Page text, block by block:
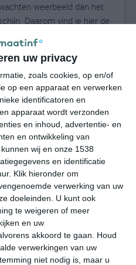
uw privacy
zoals cookies, op en/of
op een apparaat en verwerken
identificatoren en
apparaat wordt verzonden
en inhoud, advertentie- en
en ontwikkeling van
wij en onze 1538
en identificatie
Klik hieronder om
verwerking van uw
doeleinden. U kunt ook
te weigeren of meer
en uw
akkoord te gaan.
Houd
verwerkingen van uw
niet nodig is, maar u
weerbeeld dan het
Daarom vind je hier de
voor Pegestorf.
wo
25° 7°
do
30° 12°
27°C